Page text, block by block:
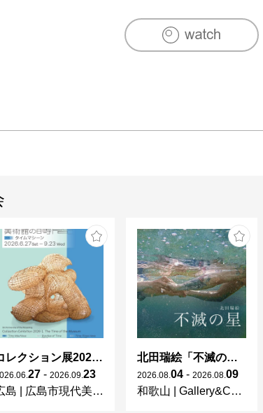
コレクション展2026-Ⅰ
06 27 - 2026 09 23
島
広島市現代美術館
北田瑞絵「不滅の星」
2026 08 04 - 2026 08 09
和歌山
Gallery&Cafe AQUA